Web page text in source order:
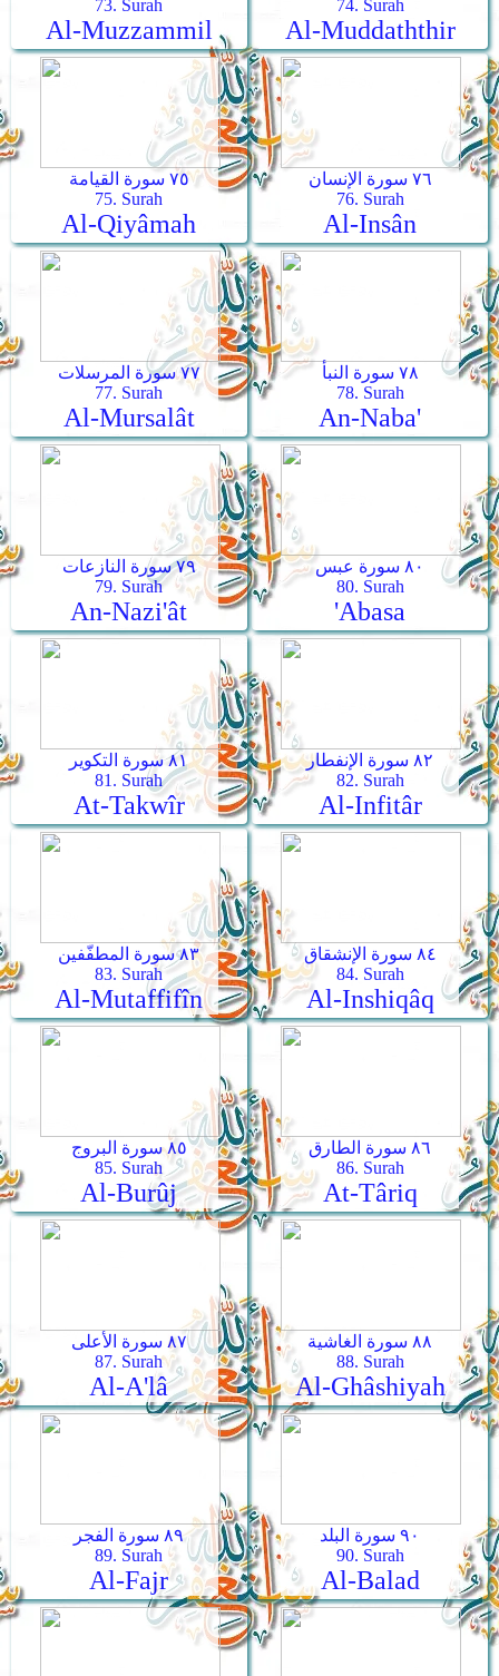
73. Surah
Al-Muzzammil
74. Surah
Al-Muddaththir
٧٥ سورة القيامة
75. Surah
Al-Qiyâmah
٧٦ سورة الإنسان
76. Surah
Al-Insân
٧٧ سورة المرسلات
77. Surah
Al-Mursalât
٧٨ سورة النبأ
78. Surah
An-Naba'
٧٩ سورة النازعات
79. Surah
An-Nazi'ât
٨٠ سورة عبس
80. Surah
'Abasa
٨١ سورة التكوير
81. Surah
At-Takwîr
٨٢ سورة الإنفطار
82. Surah
Al-Infitâr
٨٣ سورة المطفّفين
83. Surah
Al-Mutaffifîn
٨٤ سورة الإنشقاق
84. Surah
Al-Inshiqâq
٨٥ سورة البروج
85. Surah
Al-Burûj
٨٦ سورة الطارق
86. Surah
At-Târiq
٨٧ سورة الأعلى
87. Surah
Al-A'lâ
٨٨ سورة الغاشية
88. Surah
Al-Ghâshiyah
٨٩ سورة الفجر
89. Surah
Al-Fajr
٩٠ سورة البلد
90. Surah
Al-Balad